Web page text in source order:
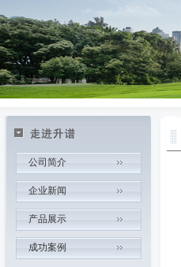
公司简介
企业新闻
产品展示
成功案例